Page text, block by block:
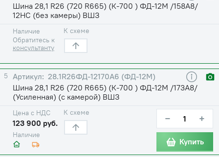
Шина 28,1 R26 (720 R665) (К-700 ) ФД-12М /158A8/
12НС (без камеры) ВШЗ
Наличие
Обратитесь к
консультанту
К схеме
5
28.1R26ФД-12170А6 (ФД-12М)
Шина 28,1 R26 (720 R665) (К-700 ) ФД-12М /173A8/
(Усиленная) (с камерой) ВШЗ
Наличие
Цена с НДС
123 900 руб.
К схеме − +
Купить